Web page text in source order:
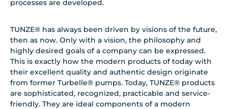
processes are developed.
TUNZE® has always been driven by visions of the future,
then as now. Only with a vision, the philosophy and
highly desired goals of a company can be expressed.
This is exactly how the modern products of today with
their excellent quality and authentic design originate
from former Turbelle® pumps. Today, TUNZE® products
are sophisticated, recognized, practicable and service-
friendly. They are ideal components of a modern